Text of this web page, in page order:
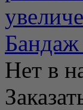
Нет в